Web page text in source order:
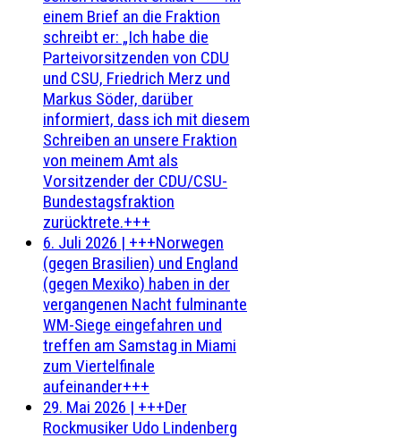
einem Brief an die Fraktion
schreibt er: „Ich habe die
Parteivorsitzenden von CDU
und CSU, Friedrich Merz und
Markus Söder, darüber
informiert, dass ich mit diesem
Schreiben an unsere Fraktion
von meinem Amt als
Vorsitzender der CDU/CSU-
Bundestagsfraktion
zurücktrete.+++
6. Juli 2026 | +++Norwegen
(gegen Brasilien) und England
(gegen Mexiko) haben in der
vergangenen Nacht fulminante
WM-Siege eingefahren und
treffen am Samstag in Miami
zum Viertelfinale
aufeinander+++
29. Mai 2026 | +++Der
Rockmusiker Udo Lindenberg